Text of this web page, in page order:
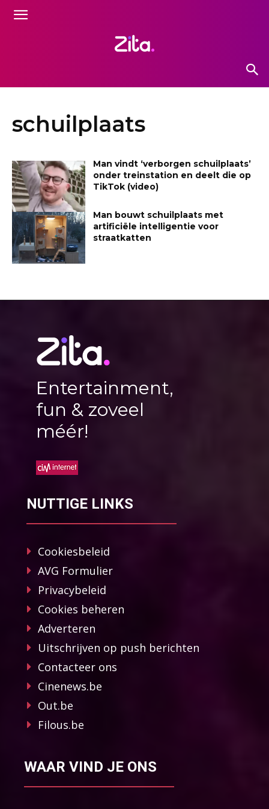
schuilplaats
Man vindt ‘verborgen schuilplaats’
onder treinstation en deelt die op
TikTok (video)
Man bouwt schuilplaats met
artificiële intelligentie voor
straatkatten
Entertainment,
fun & zoveel
méér!
NUTTIGE LINKS
Cookiesbeleid
AVG Formulier
Privacybeleid
Cookies beheren
Adverteren
Uitschrijven op push berichten
Contacteer ons
Cinenews.be
Out.be
Filous.be
WAAR VIND JE ONS